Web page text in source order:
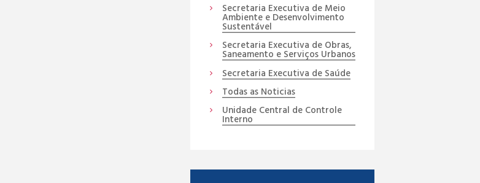
Secretaria Executiva de Meio
Ambiente e Desenvolvimento
Sustentável
Secretaria Executiva de Obras,
Saneamento e Serviços Urbanos
Secretaria Executiva de Saúde
Todas as Noticias
Unidade Central de Controle
Interno